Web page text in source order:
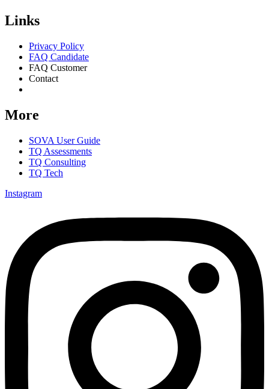
Links
Privacy Policy
FAQ Candidate
FAQ Customer
Contact
More
SOVA User Guide
TQ Assessments
TQ Consulting
TQ Tech
Instagram